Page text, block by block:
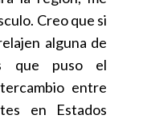
Creo que si
alguna de
que puso el
entre
en Estados